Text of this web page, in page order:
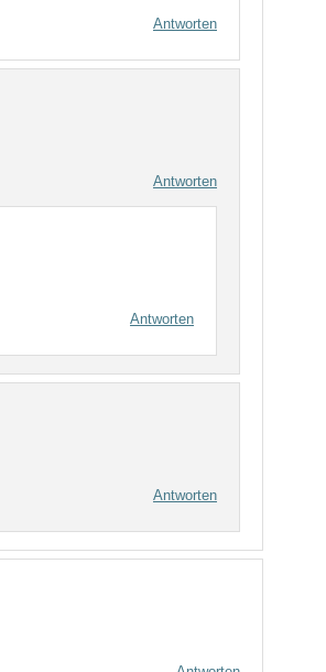
Antworten
Antworten
Antworten
Antworten